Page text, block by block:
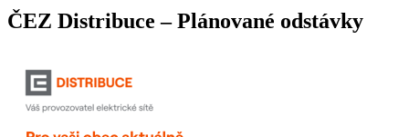
ČEZ Distribuce – Plánované odstávky